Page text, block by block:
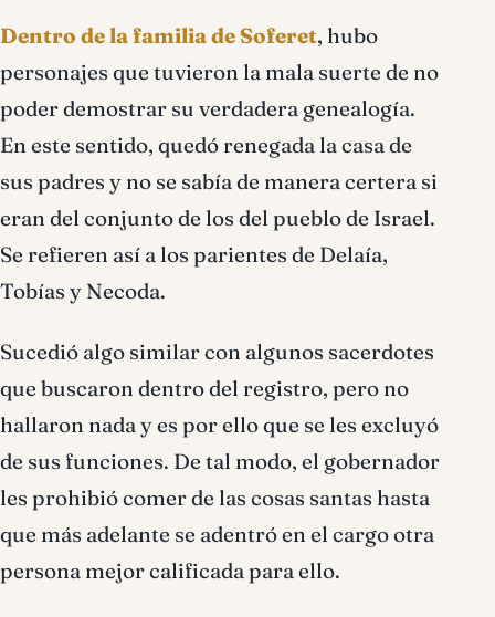
Dentro de la familia de Soferet, hubo
personajes que tuvieron la mala suerte de no
poder demostrar su verdadera genealogía.
En este sentido, quedó renegada la casa de
sus padres y no se sabía de manera certera si
eran del conjunto de los del pueblo de Israel.
Se refieren así a los parientes de Delaía,
Tobías y Necoda.
Sucedió algo similar con algunos sacerdotes
que buscaron dentro del registro, pero no
hallaron nada y es por ello que se les excluyó
de sus funciones. De tal modo, el gobernador
les prohibió comer de las cosas santas hasta
que más adelante se adentró en el cargo otra
persona mejor calificada para ello.